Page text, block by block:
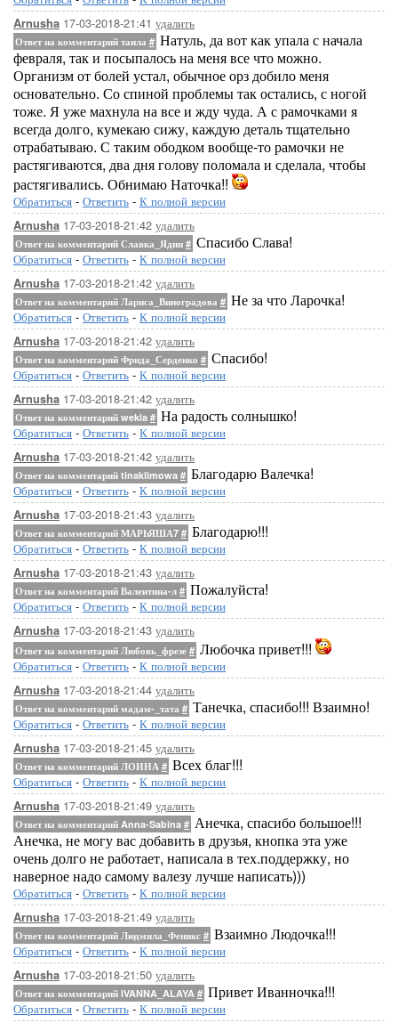
Arnusha 17-03-2018-21:41 удалить
Ответ на комментарий таила # Натуль, да вот как упала с начала
февраля, так и посыпалось на меня все что можно.
Организм от болей устал, обычное орз добило меня
основательно. Со спиной проблемы так остались, с ногой
тоже. Я уже махнула на все и жду чуда. А с рамочками я
всегда долго, кумекаю сижу, каждую деталь тщательно
отрабатываю. С таким ободком вообще-то рамочки не
растягиваются, два дня голову поломала и сделала, чтобы
растягивались. Обнимаю Наточка!!
Обратиться - Ответить - К полной версии
Arnusha 17-03-2018-21:42 удалить
Ответ на комментарий Славка_Ядин # Спасибо Слава!
Обратиться - Ответить - К полной версии
Arnusha 17-03-2018-21:42 удалить
Ответ на комментарий Лариса_Виноградова # Не за что Ларочка!
Обратиться - Ответить - К полной версии
Arnusha 17-03-2018-21:42 удалить
Ответ на комментарий Фрида_Серденко # Спасибо!
Обратиться - Ответить - К полной версии
Arnusha 17-03-2018-21:42 удалить
Ответ на комментарий wekla # На радость солнышко!
Обратиться - Ответить - К полной версии
Arnusha 17-03-2018-21:42 удалить
Ответ на комментарий tinaklimowa # Благодарю Валечка!
Обратиться - Ответить - К полной версии
Arnusha 17-03-2018-21:43 удалить
Ответ на комментарий МАРЬЯША7 # Благодарю!!!
Обратиться - Ответить - К полной версии
Arnusha 17-03-2018-21:43 удалить
Ответ на комментарий Валентина-л # Пожалуйста!
Обратиться - Ответить - К полной версии
Arnusha 17-03-2018-21:43 удалить
Ответ на комментарий Любовь_фрезе # Любочка привет!!!
Обратиться - Ответить - К полной версии
Arnusha 17-03-2018-21:44 удалить
Ответ на комментарий мадам-_тата # Танечка, спасибо!!! Взаимно!
Обратиться - Ответить - К полной версии
Arnusha 17-03-2018-21:45 удалить
Ответ на комментарий ЛОИНА # Всех благ!!!
Обратиться - Ответить - К полной версии
Arnusha 17-03-2018-21:49 удалить
Ответ на комментарий Anna-Sabina # Анечка, спасибо большое!!!
Анечка, не могу вас добавить в друзья, кнопка эта уже
очень долго не работает, написала в тех.поддержку, но
наверное надо самому валезу лучше написать)))
Обратиться - Ответить - К полной версии
Arnusha 17-03-2018-21:49 удалить
Ответ на комментарий Людмила_Феникс # Взаимно Людочка!!!
Обратиться - Ответить - К полной версии
Arnusha 17-03-2018-21:50 удалить
Ответ на комментарий IVANNA_ALAYA # Привет Иванночка!!!
Обратиться - Ответить - К полной версии